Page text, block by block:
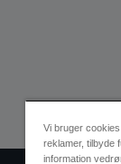
Vi bruger
reklamer, tilbyde
information